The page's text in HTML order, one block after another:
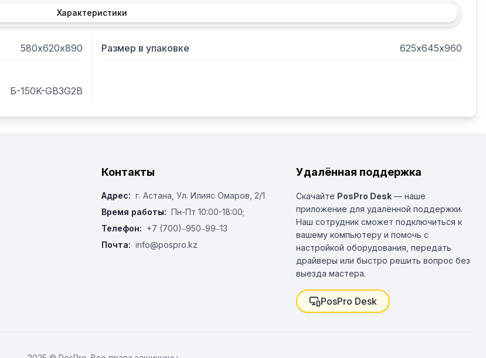
Характеристики
580х620х890 Размер в упаковке 625х645х960
Б-150K-GB3G2B
Контакты
Адрес: г. Астана, ​Ул. Илияс Омаров, 2/1
Время работы: Пн-Пт 10:00-18:00;
Телефон: +7 (700)‒950‒99‒13
Почта: info@pospro.kz
Удалённая поддержка
Скачайте PosPro Desk — наше
приложение для удалённой поддержки.
Наш сотрудник сможет подключиться к
вашему компьютеру и помочь с
настройкой оборудования, передать
драйверы или быстро решить вопрос без
выезда мастера.
PosPro Desk